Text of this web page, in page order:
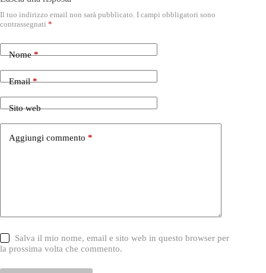
Il tuo indirizzo email non sarà pubblicato. I campi obbligatori sono
contrassegnati *
Nome*
Email*
Sito web
Aggiungi commento *
Salva il mio nome, email e sito web in questo browser per
la prossima volta che commento.